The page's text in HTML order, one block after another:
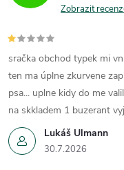
Zobrazit
Lukáš Ulmann
30.7.2026
sračka obchod typek mi
ten ma úplne zkurvene
psa... uplne kidy do me
na skkladem 1 buzerant